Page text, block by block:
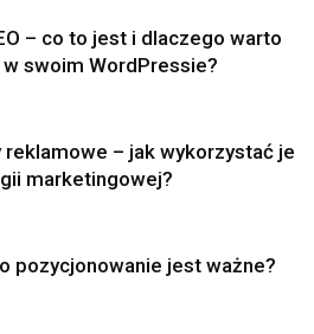
– co to jest i dlaczego warto
swoim WordPressie?
reklamowe – jak wykorzystać je
marketingowej?
pozycjonowanie jest ważne?